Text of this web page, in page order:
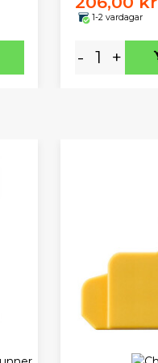
1-2 vardagar
- +